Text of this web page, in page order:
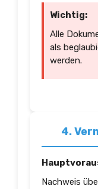
Wichtig:
Alle
als
werden.
4.
Nachweis